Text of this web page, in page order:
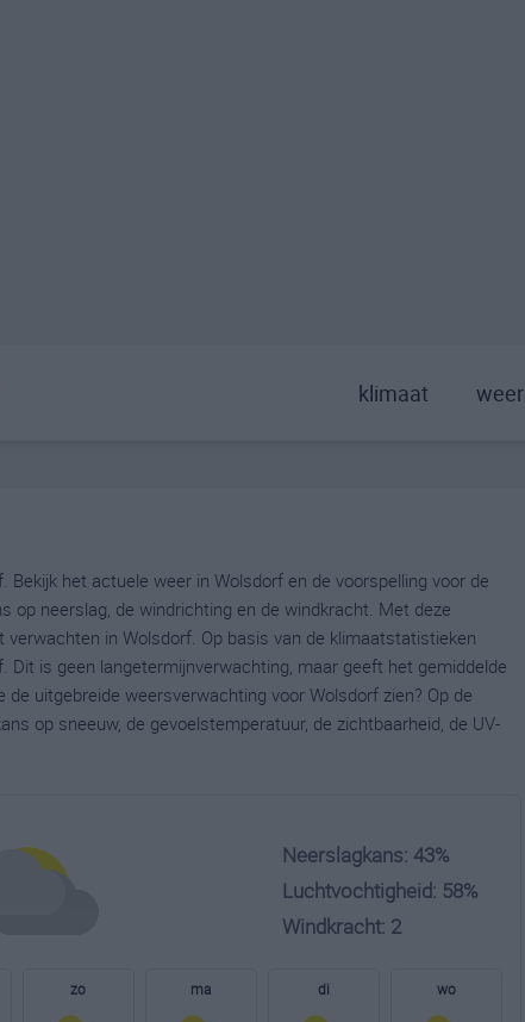
klimaat weer
het actuele weer in Wolsdorf en de voorspelling voor de
op neerslag, de windrichting en de windkracht. Met deze
in Wolsdorf. Op basis van de klimaatstatistieken
Dit is geen langetermijnverwachting, maar geeft het gemiddelde
uitgebreide weersverwachting voor Wolsdorf zien? Op de
op sneeuw, de gevoelstemperatuur, de zichtbaarheid, de UV-
Neerslagkans: 43%
Luchtvochtigheid: 58%
Windkracht: 2
zo ma di wo